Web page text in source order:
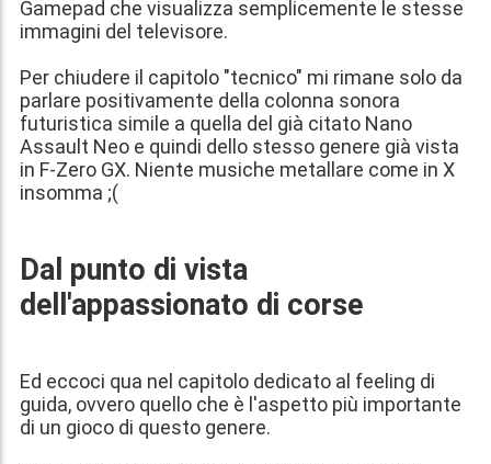
Gamepad che visualizza semplicemente le stesse
immagini del televisore.
Per chiudere il capitolo "tecnico" mi rimane solo da
parlare positivamente della colonna sonora
futuristica simile a quella del già citato Nano
Assault Neo e quindi dello stesso genere già vista
in F-Zero GX. Niente musiche metallare come in X
insomma ;(
Dal punto di vista
dell'appassionato di corse
Ed eccoci qua nel capitolo dedicato al feeling di
guida, ovvero quello che è l'aspetto più importante
di un gioco di questo genere.